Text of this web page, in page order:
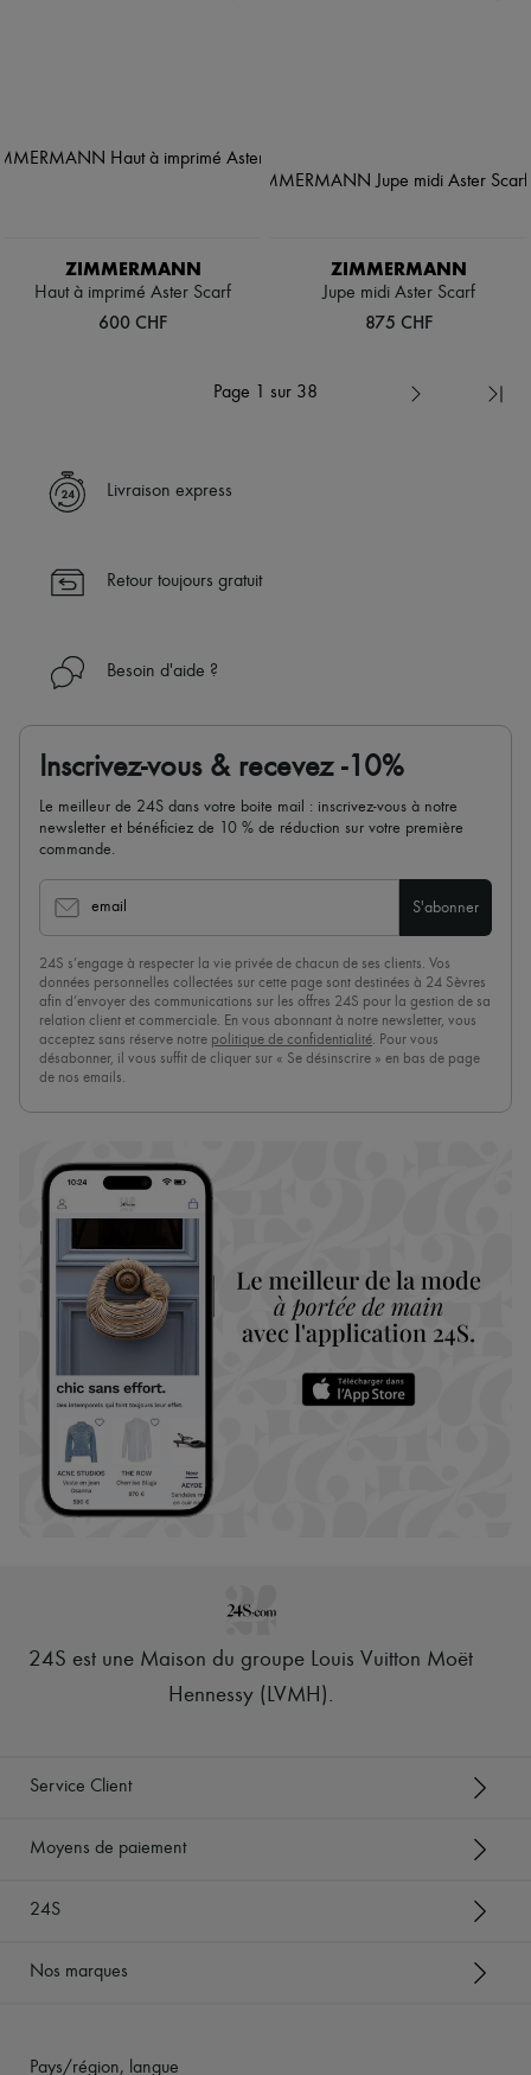
ZIMMERMANN
Haut à imprimé Aster Scarf
600 CHF
ZIMMERMANN
Jupe midi Aster Scarf
875 CHF
Page 1 sur 38
Livraison express
Retour toujours gratuit
Besoin d'aide ?
Inscrivez-vous & recevez -10%
Le meilleur de 24S dans votre boite mail : inscrivez-vous à notre
newsletter et bénéficiez de 10 % de réduction sur votre première
commande.
email S'abonner
24S s’engage à respecter la vie privée de chacun de ses clients. Vos
données personnelles collectées sur cette page sont destinées à 24 Sèvres
afin d’envoyer des communications sur les offres 24S pour la gestion de sa
relation client et commerciale. En vous abonnant à notre newsletter, vous
acceptez sans réserve notre politique de confidentialité. Pour vous
désabonner, il vous suffit de cliquer sur « Se désinscrire » en bas de page
de nos emails.
24S est une Maison du groupe Louis Vuitton Moët
Hennessy (LVMH).
Service Client
Moyens de paiement
24S
Nos marques
Pays/région, langue